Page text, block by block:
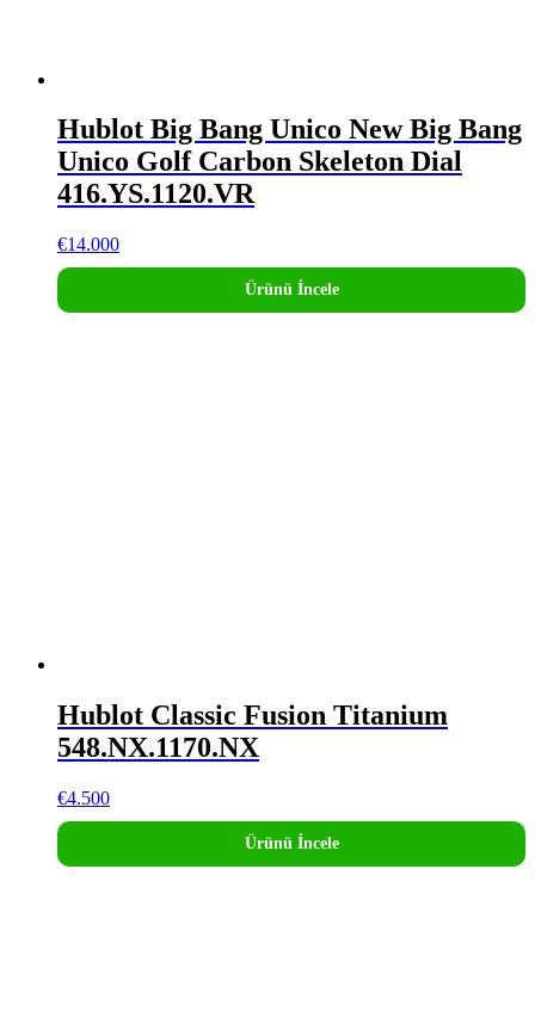
Hublot Big Bang Unico New Big Bang
Unico Golf Carbon Skeleton Dial
416.YS.1120.VR
€14.000
Ürünü İncele
Hublot Classic Fusion Titanium
548.NX.1170.NX
€4.500
Ürünü İncele